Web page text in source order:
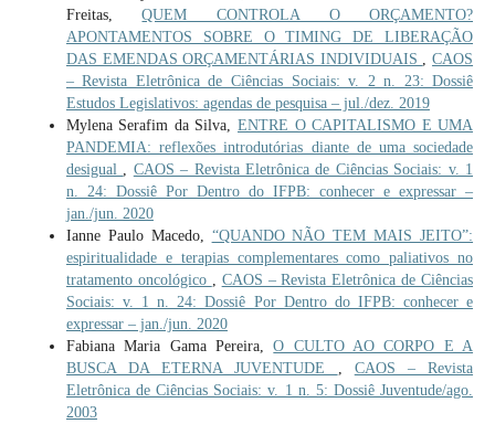
Freitas,QUEM CONTROLA O ORÇAMENTO?
APONTAMENTOS SOBRE O TIMING DE LIBERAÇÃO
DAS EMENDAS ORÇAMENTÁRIAS INDIVIDUAIS
,CAOS
– Revista Eletrônica de Ciências Sociais: v. 2 n. 23: Dossiê
Estudos Legislativos: agendas de pesquisa – jul./dez. 2019
Mylena Serafim da Silva, ENTRE O CAPITALISMO E UMA
PANDEMIA: reflexões introdutórias diante de uma sociedade
desigual
CAOS – Revista Eletrônica de Ciências Sociais: v. 1
n. 24: Dossiê Por Dentro do IFPB: conhecer e expressar –
jan./jun. 2020
Ianne Paulo Macedo, “QUANDO NÃO TEM MAIS JEITO”:
espiritualidade e terapias complementares como paliativos no
tratamento oncológico
CAOS – Revista Eletrônica de Ciências
Sociais: v. 1 n. 24: Dossiê Por Dentro do IFPB: conhecer e
expressar – jan./jun. 2020
Fabiana Maria Gama Pereira,O CULTO AO CORPO E A
BUSCA DA ETERNA JUVENTUDE
CAOS – Revista
Eletrônica de Ciências Sociais: v. 1 n. 5: Dossiê Juventude/ago.
2003